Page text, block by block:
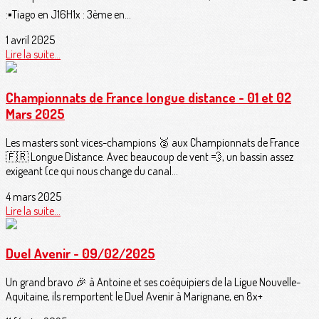
:▪️Tiago en J16H1x : 3ème en...
1 avril 2025
Lire la suite...
Championnats de France longue distance - 01 et 02
Mars 2025
Les masters sont vices-champions 🥈 aux Championnats de France
🇫🇷 Longue Distance. Avec beaucoup de vent 💨, un bassin assez
exigeant (ce qui nous change du canal...
4 mars 2025
Lire la suite...
Duel Avenir - 09/02/2025
Un grand bravo 🎉 à Antoine et ses coéquipiers de la Ligue Nouvelle-
Aquitaine, ils remportent le Duel Avenir à Marignane, en 8x+